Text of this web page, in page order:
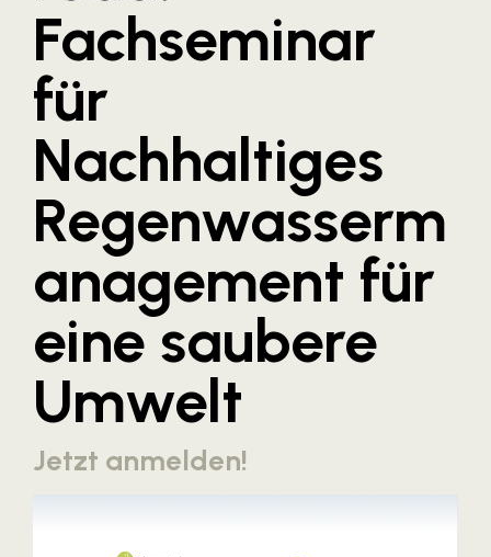
ACO
ALEX Krems
Amazon Web Services
Artweger
AustroCel Hallein
Blaguss
Bundesverband Sonnenschutztechnik
Cineplexx
Colmobil Austria
Controller Institut
Darbo
Designer Outlets Parndorf und Salzburg
Fachseminar
für
Nachhaltiges
Regenwasserm
anagement für
eine saubere
Umwelt
Jetzt anmelden!